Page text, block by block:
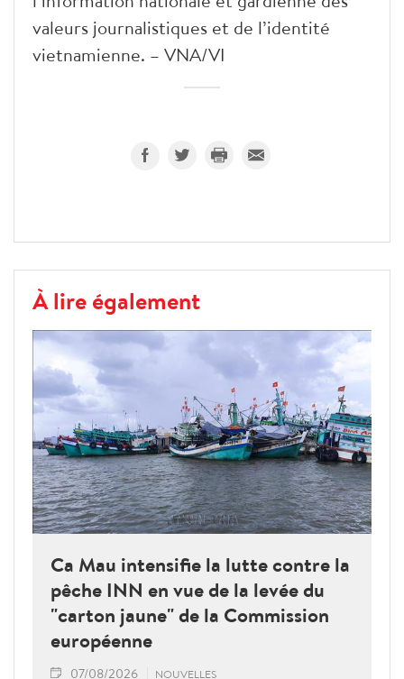
valeurs journalistiques et de l’identité
vietnamienne. – VNA/VI
À lire également
Ca Mau intensifie la lutte contre la
pêche INN en vue de la levée du
"carton jaune" de la Commission
européenne
07/08/2026 NOUVELLES